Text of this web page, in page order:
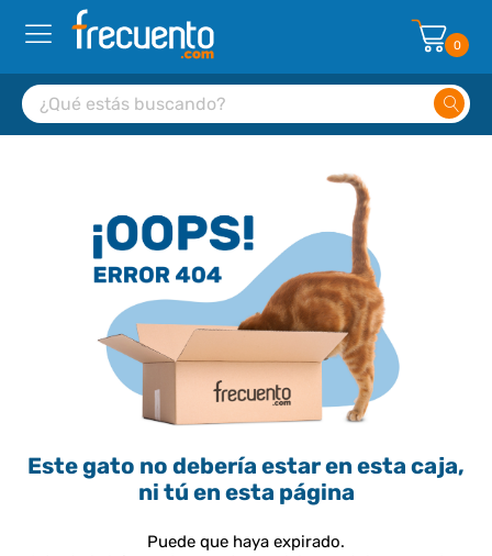
0
Este gato no debería estar en esta caja,
ni tú en esta página
Puede que haya expirado.